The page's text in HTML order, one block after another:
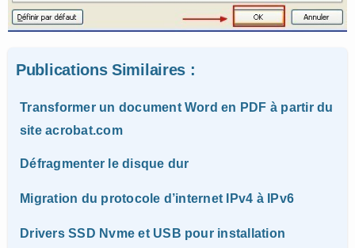
Publications Similaires :
Transformer un document Word en PDF à partir du
site acrobat.com
Défragmenter le disque dur
Migration du protocole d’internet IPv4 à IPv6
Drivers SSD Nvme et USB pour installation